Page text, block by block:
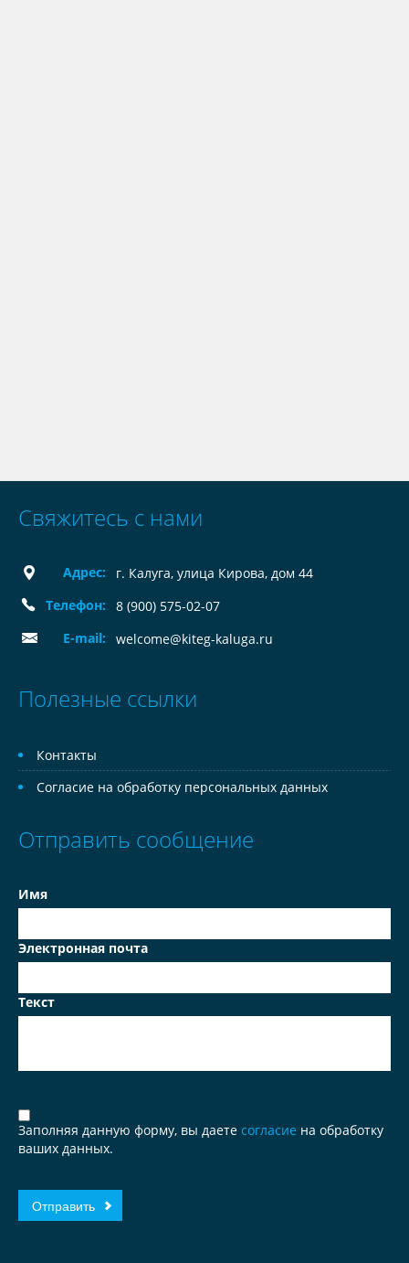
Свяжитесь с нами
Адрес:
г. Калуга, улица Кирова, дом 44
Телефон:
8 (900) 575-02-07
E-mail:
welcome@kiteg-kaluga.ru
Полезные ссылки
Контакты
Согласие на обработку персональных данных
Отправить сообщение
Имя
Электронная почта
Текст
Заполняя данную форму, вы даете согласие на обработку
ваших данных.